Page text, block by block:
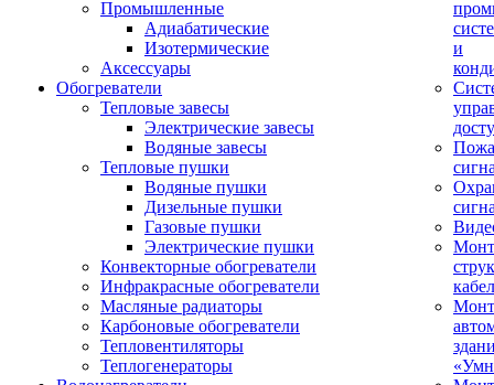
Промышленныe
Адиабатические
Изотермические
Аксессуары
Обогреватели
Тепловые завесы
Электрические завесы
Водяные завесы
Тепловые пушки
Водяные пушки
Дизельные пушки
Газовые пушки
Электрические пушки
Конвекторные обогреватели
Инфракрасные обогреватели
Масляные радиаторы
Карбоновые обогреватели
Тепловентиляторы
Теплогенераторы
и